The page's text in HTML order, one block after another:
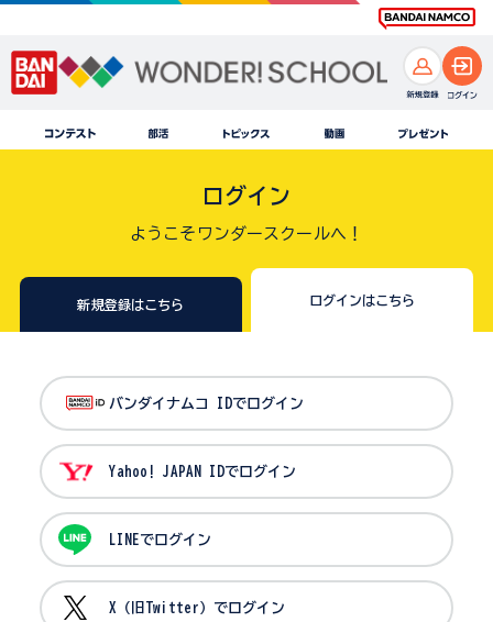
ログイン
ようこそワンダースクールへ！
新規登録はこちら ログインはこちら
バンダイナムコ IDでログイン
Yahoo! JAPAN IDでログイン
LINEでログイン
X（旧Twitter）でログイン